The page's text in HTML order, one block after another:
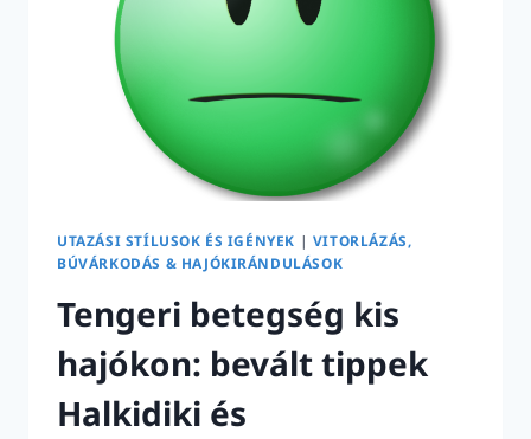
SZIGETEI
UTAZÁSI STÍLUSOK ÉS IGÉNYEK | VITORLÁZÁS,
BÚVÁRKODÁS & HAJÓKIRÁNDULÁSOK
Tengeri betegség kis
hajókon: bevált tippek
Halkidiki és